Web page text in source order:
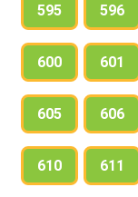
595 596
600 601
605 606
610 611